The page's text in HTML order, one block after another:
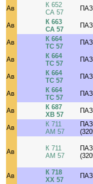
Ав
К 652
СА 57
Ав
К 663
СА 57
Ав
К 664
ТС 57
Ав
К 664
ТС 57
Ав
К 664
ТС 57
Ав
К 664
ТС 57
Ав
К 687
ХВ 57
Ав
К 711
АМ 57
Ав
К 711
АМ 57
Ав
К 718
ХХ 57